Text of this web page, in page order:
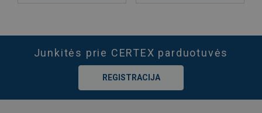
Junkitės prie CERTEX parduotuvės
REGISTRACIJA